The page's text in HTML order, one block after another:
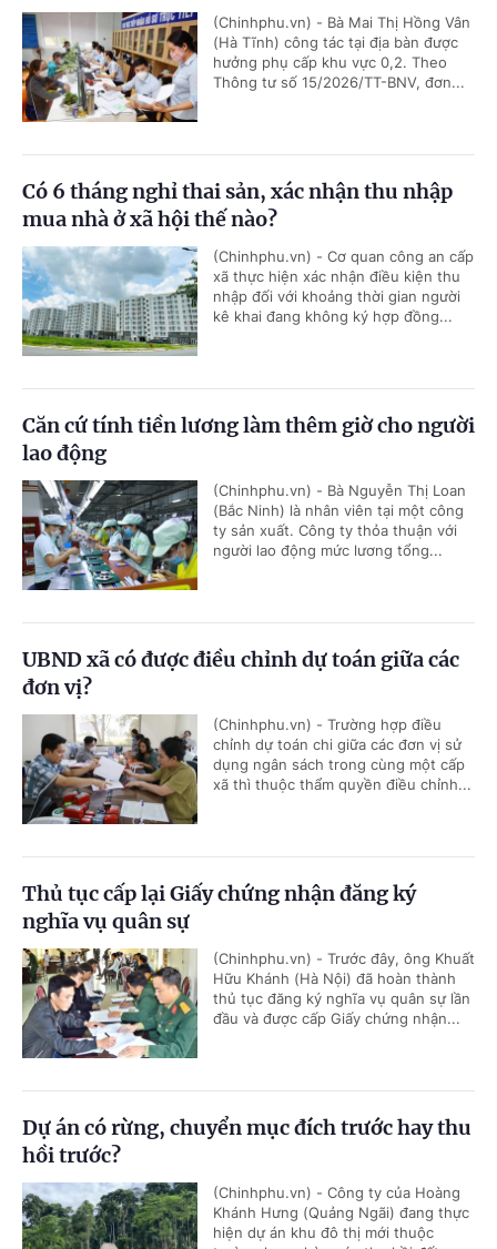
(Chinhphu.vn) - Bà Mai Thị Hồng Vân
(Hà Tĩnh) công tác tại địa bàn được
hưởng phụ cấp khu vực 0,2. Theo
Thông tư số 15/2026/TT-BNV, đơn...
Có 6 tháng nghỉ thai sản, xác nhận thu nhập
mua nhà ở xã hội thế nào?
(Chinhphu.vn) - Cơ quan công an cấp
xã thực hiện xác nhận điều kiện thu
nhập đối với khoảng thời gian người
kê khai đang không ký hợp đồng...
Căn cứ tính tiền lương làm thêm giờ cho người
lao động
(Chinhphu.vn) - Bà Nguyễn Thị Loan
(Bắc Ninh) là nhân viên tại một công
ty sản xuất. Công ty thỏa thuận với
người lao động mức lương tổng...
UBND xã có được điều chỉnh dự toán giữa các
đơn vị?
(Chinhphu.vn) - Trường hợp điều
chỉnh dự toán chi giữa các đơn vị sử
dụng ngân sách trong cùng một cấp
xã thì thuộc thẩm quyền điều chỉnh...
Thủ tục cấp lại Giấy chứng nhận đăng ký
nghĩa vụ quân sự
(Chinhphu.vn) - Trước đây, ông Khuất
Hữu Khánh (Hà Nội) đã hoàn thành
thủ tục đăng ký nghĩa vụ quân sự lần
đầu và được cấp Giấy chứng nhận...
Dự án có rừng, chuyển mục đích trước hay thu
hồi trước?
(Chinhphu.vn) - Công ty của Hoàng
Khánh Hưng (Quảng Ngãi) đang thực
hiện dự án khu đô thị mới thuộc